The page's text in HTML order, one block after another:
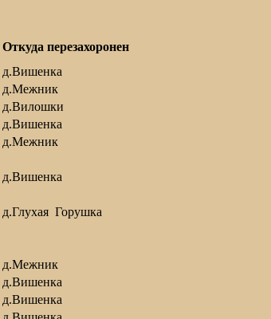
Откуда перезахоронен
д.Вишенка
д.Межник
д.Вилошки
д.Вишенка
д.Межник
д.Вишенка
д.Глухая Горушка
д.Межник
д.Вишенка
д.Вишенка